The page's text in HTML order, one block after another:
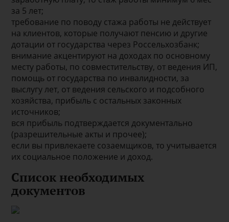
за 5 лет;
требование по поводу стажа работы не действует
на клиентов, которые получают пенсию и другие
дотации от государства через Россельхозбанк;
внимание акцентируют на доходах по основному
месту работы, по совместительству, от ведения ИП,
помощь от государства по инвалидности, за
выслугу лет, от ведения сельского и подсобного
хозяйства, прибыль с остальных законных
источников;
вся прибыль подтверждается документально
(разрешительные акты и прочее);
если вы привлекаете созаемщиков, то учитывается
их социальное положение и доход.
Список необходимых
документов